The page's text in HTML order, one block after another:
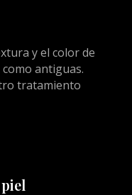
y el color de
antiguas.
tratamiento